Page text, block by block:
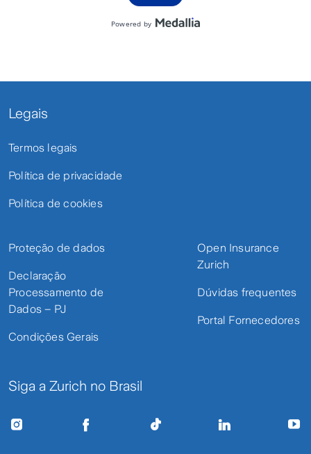
Legais
Termos legais
Política de privacidade
Política de cookies
Proteção de dados
Declaração
Processamento de
Dados – PJ
Condições Gerais
Open Insurance
Zurich
Dúvidas frequentes
Portal Fornecedores
Siga a Zurich no Brasil